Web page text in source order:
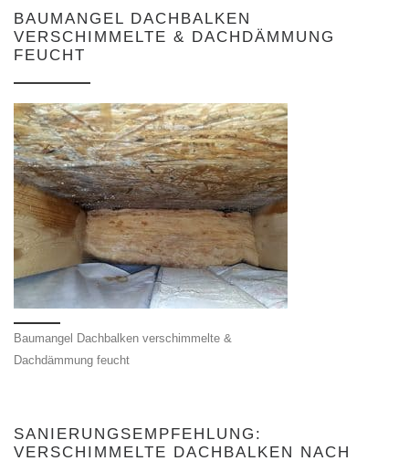
BAUMANGEL DACHBALKEN
VERSCHIMMELTE & DACHDÄMMUNG
FEUCHT
Baumangel Dachbalken verschimmelte &
Dachdämmung feucht
SANIERUNGSEMPFEHLUNG:
VERSCHIMMELTE DACHBALKEN NACH